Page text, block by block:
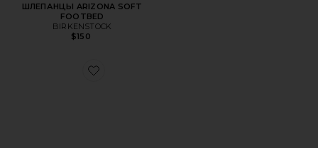
ШЛЕПАНЦЫ ARIZONA SOFT
FOOTBED
BIRKENSTOCK
$150
Favorite КЛОГИ LONDON